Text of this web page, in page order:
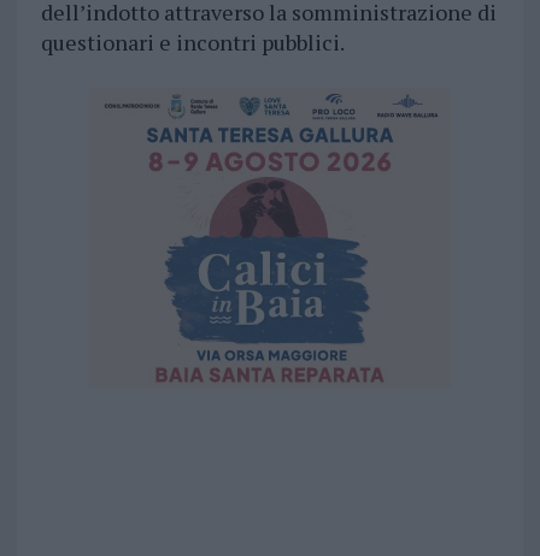
dell’indotto attraverso la somministrazione di
questionari e incontri pubblici.